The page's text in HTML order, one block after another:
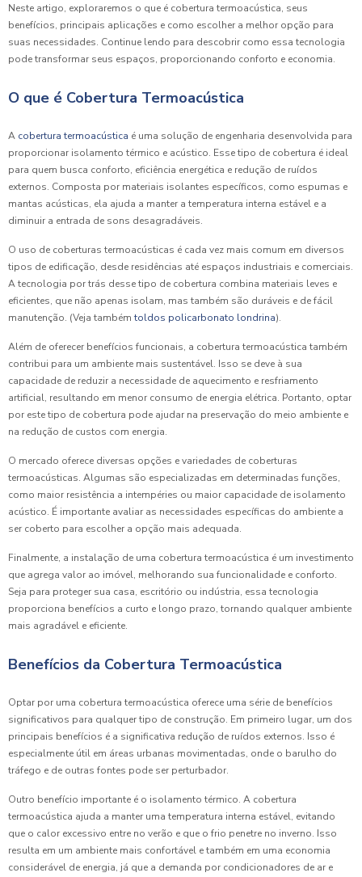
Neste artigo, exploraremos o que é cobertura termoacústica, seus
benefícios, principais aplicações e como escolher a melhor opção para
suas necessidades. Continue lendo para descobrir como essa tecnologia
pode transformar seus espaços, proporcionando conforto e economia.
O que é Cobertura Termoacústica
A cobertura termoacústica é uma solução de engenharia desenvolvida para
proporcionar isolamento térmico e acústico. Esse tipo de cobertura é ideal
para quem busca conforto, eficiência energética e redução de ruídos
externos. Composta por materiais isolantes específicos, como espumas e
mantas acústicas, ela ajuda a manter a temperatura interna estável e a
diminuir a entrada de sons desagradáveis.
O uso de coberturas termoacústicas é cada vez mais comum em diversos
tipos de edificação, desde residências até espaços industriais e comerciais.
A tecnologia por trás desse tipo de cobertura combina materiais leves e
eficientes, que não apenas isolam, mas também são duráveis e de fácil
manutenção. (Veja também toldos policarbonato londrina).
Além de oferecer benefícios funcionais, a cobertura termoacústica também
contribui para um ambiente mais sustentável. Isso se deve à sua
capacidade de reduzir a necessidade de aquecimento e resfriamento
artificial, resultando em menor consumo de energia elétrica. Portanto, optar
por este tipo de cobertura pode ajudar na preservação do meio ambiente e
na redução de custos com energia.
O mercado oferece diversas opções e variedades de coberturas
termoacústicas. Algumas são especializadas em determinadas funções,
como maior resistência a intempéries ou maior capacidade de isolamento
acústico. É importante avaliar as necessidades específicas do ambiente a
ser coberto para escolher a opção mais adequada.
Finalmente, a instalação de uma cobertura termoacústica é um investimento
que agrega valor ao imóvel, melhorando sua funcionalidade e conforto.
Seja para proteger sua casa, escritório ou indústria, essa tecnologia
proporciona benefícios a curto e longo prazo, tornando qualquer ambiente
mais agradável e eficiente.
Benefícios da Cobertura Termoacústica
Optar por uma cobertura termoacústica oferece uma série de benefícios
significativos para qualquer tipo de construção. Em primeiro lugar, um dos
principais benefícios é a significativa redução de ruídos externos. Isso é
especialmente útil em áreas urbanas movimentadas, onde o barulho do
tráfego e de outras fontes pode ser perturbador.
Outro benefício importante é o isolamento térmico. A cobertura
termoacústica ajuda a manter uma temperatura interna estável, evitando
que o calor excessivo entre no verão e que o frio penetre no inverno. Isso
resulta em um ambiente mais confortável e também em uma economia
considerável de energia, já que a demanda por condicionadores de ar e